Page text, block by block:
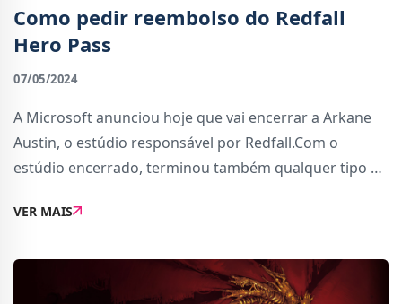
Como pedir reembolso do Redfall
Hero Pass
07/05/2024
A Microsoft anunciou hoje que vai encerrar a Arkane
Austin, o estúdio responsável por Redfall.Com o
estúdio encerrado, terminou também qualquer tipo de
online e a permitir que os jogadores desfrutem
VER MAIS